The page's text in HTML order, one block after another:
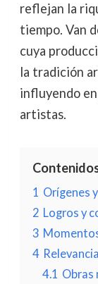
reflejan la
tiempo. Van
cuya
la tradición
influyendo
artistas.
1 Orígenes
2 Logros y
3
4
4.1 Obras